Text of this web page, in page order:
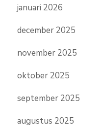
januari 2026
december 2025
november 2025
oktober 2025
september 2025
augustus 2025